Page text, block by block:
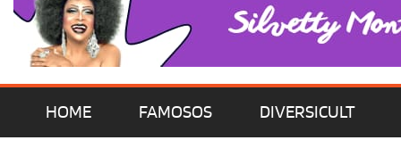
HOME FAMOSOS DIVERSICULT